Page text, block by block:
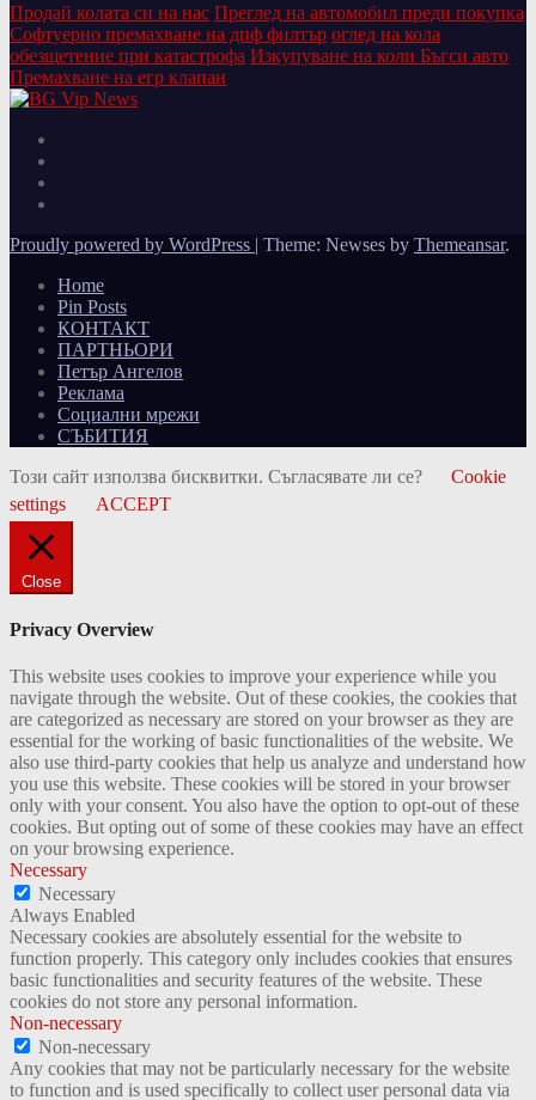
Продай колата си на нас Преглед на автомобил преди покупка
Софтуерно премахване на дпф филтър оглед на кола
обезщетение при катастрофа Изкупуване на коли Бъгси авто
Премахване на егр клапан
Proudly powered by WordPress | Theme: Newses by Themeansar.
Home
Pin Posts
КОНТАКТ
ПАРТНЬОРИ
Петър Ангелов
Реклама
Социални мрежи
СЪБИТИЯ
Този сайт използва бисквитки. Съгласявате ли се?
Cookie
settings
ACCEPT
Close
Privacy Overview
This website uses cookies to improve your experience while you
navigate through the website. Out of these cookies, the cookies that
are categorized as necessary are stored on your browser as they are
essential for the working of basic functionalities of the website. We
also use third-party cookies that help us analyze and understand how
you use this website. These cookies will be stored in your browser
only with your consent. You also have the option to opt-out of these
cookies. But opting out of some of these cookies may have an effect
on your browsing experience.
Necessary
Necessary
Always Enabled
Necessary cookies are absolutely essential for the website to
function properly. This category only includes cookies that ensures
basic functionalities and security features of the website. These
cookies do not store any personal information.
Non-necessary
Non-necessary
Any cookies that may not be particularly necessary for the website
to function and is used specifically to collect user personal data via